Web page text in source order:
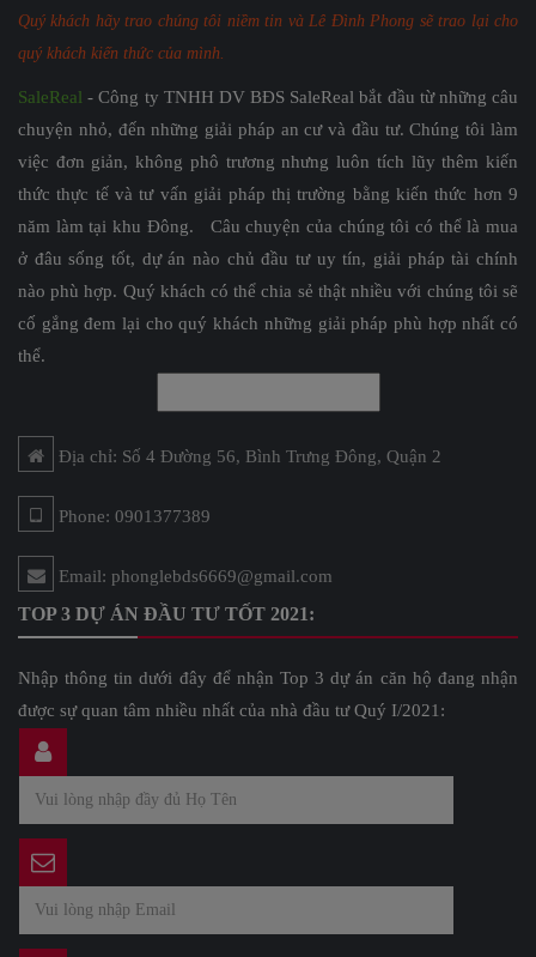
Quý khách hãy trao chúng tôi niềm tin và Lê Đình Phong sẽ trao lại cho
quý khách kiến thức của mình.
SaleReal - Công ty TNHH DV BĐS SaleReal bắt đầu từ những câu
chuyện nhỏ, đến những giải pháp an cư và đầu tư. Chúng tôi làm
việc đơn giản, không phô trương nhưng luôn tích lũy thêm kiến
thức thực tế và tư vấn giải pháp thị trường bằng kiến thức hơn 9
năm làm tại khu Đông. Câu chuyện của chúng tôi có thể là mua
ở đâu sống tốt, dự án nào chủ đầu tư uy tín, giải pháp tài chính
nào phù hợp. Quý khách có thể chia sẻ thật nhiều với chúng tôi sẽ
cố gắng đem lại cho quý khách những giải pháp phù hợp nhất có
thể.
Địa chỉ: Số 4 Đường 56, Bình Trưng Đông, Quận 2
Phone: 0901377389
Email: phonglebds6669@gmail.com
TOP 3 DỰ ÁN ĐẦU TƯ TỐT 2021:
Nhập thông tin dưới đây để nhận Top 3 dự án căn hộ đang nhận
được sự quan tâm nhiều nhất của nhà đầu tư Quý I/2021: